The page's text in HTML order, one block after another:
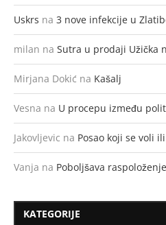
Uskrs na 3 nove infekcije u
milan na Sutra u prodaji Užička
Mirjana Dokić na Kašalj
Vesna na U procepu između
Jakovljevic na Posao koji se voli
Vanja na Poboljšava
KATEGORIJE